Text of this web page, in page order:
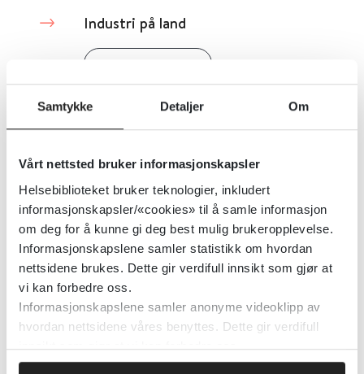
Samtykke Detaljer Om
Vårt nettsted bruker informasjonskapsler
Helsebiblioteket bruker teknologier, inkludert
informasjonskapsler/«cookies» til å samle informasjon
om deg for å kunne gi deg best mulig brukeropplevelse.
Informasjonskapslene samler statistikk om hvordan
nettsidene brukes. Dette gir verdifull innsikt som gjør at
vi kan forbedre oss.
Informasjonskapslene samler anonyme videoklipp av
hvordan nettsidene våres benyttes. Dette gir verdifull
innsikt som gjør at vi kan forbedre oss.
Industri på land
Detaljer
Influensavaksine - veileder for
helsepersonell
Folkehelseinstituttet (FHI)
Detaljer
Isoleringsveilederen (Smittevern
9)